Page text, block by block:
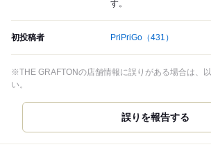
す。
初投稿者 PriPriGo （431）
※THE GRAFTONの店舗情報に誤りがある場合は、
い。
誤りを報告する